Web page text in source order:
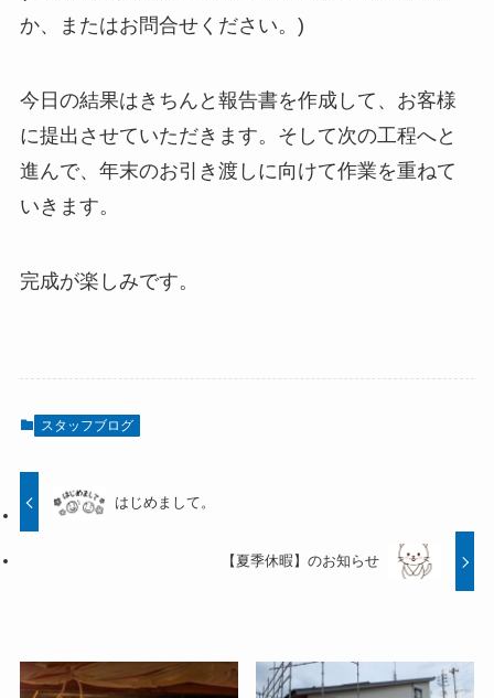
か、またはお問合せください。)
今日の結果はきちんと報告書を作成して、お客様
に提出させていただきます。そして次の工程へと
進んで、年末のお引き渡しに向けて作業を重ねて
いきます。
完成が楽しみです。
スタッフブログ
はじめまして。
【夏季休暇】のお知らせ